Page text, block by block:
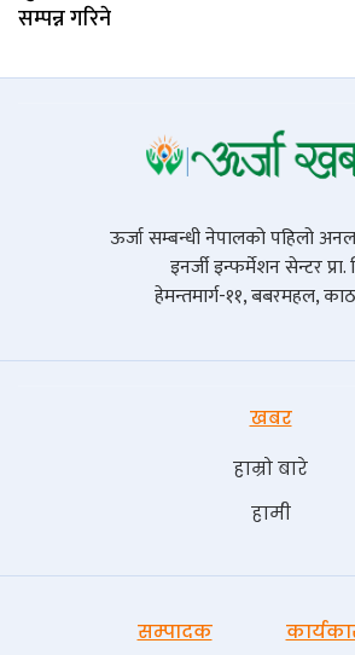
सम्पन्न गरिने
ऊर्जा सम्बन्धी नेपालको पहिलो
इनर्जी इन्फर्मेशन सेन्टर प्रा.
हेमन्तमार्ग-११, बबरमहल,
खबर
हाम्रो बारे
हामी
सम्पादक